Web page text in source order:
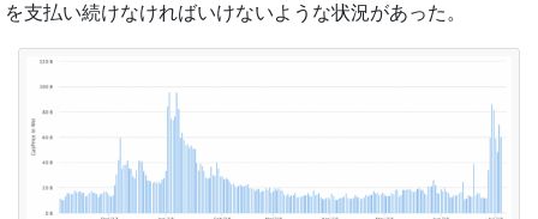
を支払い続けなければいけないような状況があった。